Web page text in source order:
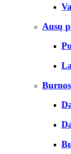
Ausų